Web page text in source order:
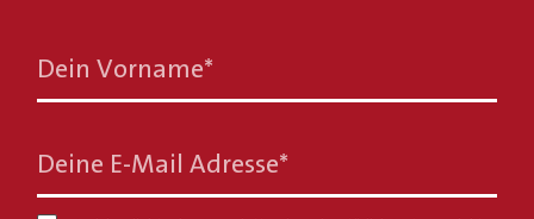
Dein Vorname*
Deine E-Mail Adresse*